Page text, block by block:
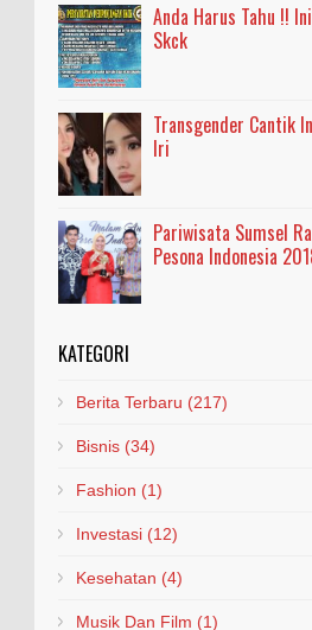
Anda Harus Tahu !!
Skck
Transgender Cantik
Iri
Pariwisata Sumsel
Pesona Indonesia
KATEGORI
Berita Terbaru (217)
Bisnis (34)
Fashion (1)
Investasi (12)
Kesehatan (4)
Musik Dan Film (1)